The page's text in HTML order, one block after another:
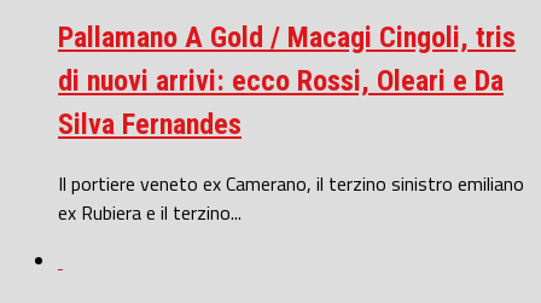
Pallamano A Gold / Macagi Cingoli, tris
di nuovi arrivi: ecco Rossi, Oleari e Da
Silva Fernandes
Il portiere veneto ex Camerano, il terzino sinistro emiliano
ex Rubiera e il terzino...